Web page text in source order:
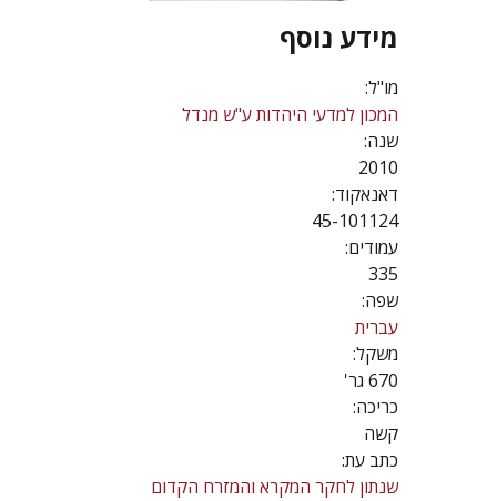
מידע נוסף
מו"ל:
המכון למדעי היהדות ע"ש מנדל
שנה:
2010
דאנאקוד:
45-101124
עמודים:
335
שפה:
עברית
משקל:
670 גר'
כריכה:
קשה
כתב עת:
שנתון לחקר המקרא והמזרח הקדום